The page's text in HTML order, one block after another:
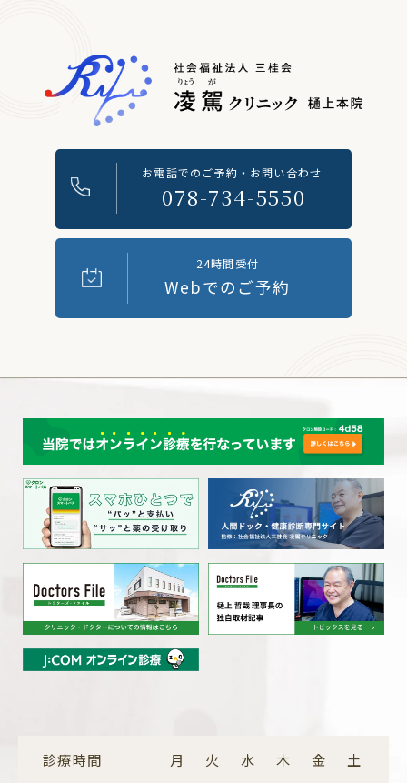
お電話でのご予約・お問い合わせ
078-734-5550
24時間受付
Webでのご予約
診療時間 月 火 水 木 金 土